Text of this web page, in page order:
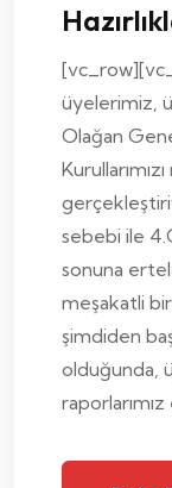
üyelerimiz,
Olağan
sebebi ile
sonuna
meşakatli bir
şimdiden
olduğunda,